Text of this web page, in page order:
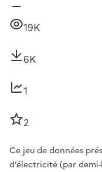
19K
6K
1
2
Ce jeu de données
d’électricité (par